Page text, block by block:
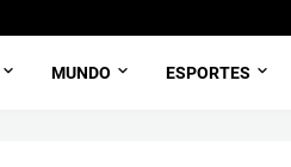
MUNDO ESPORTES